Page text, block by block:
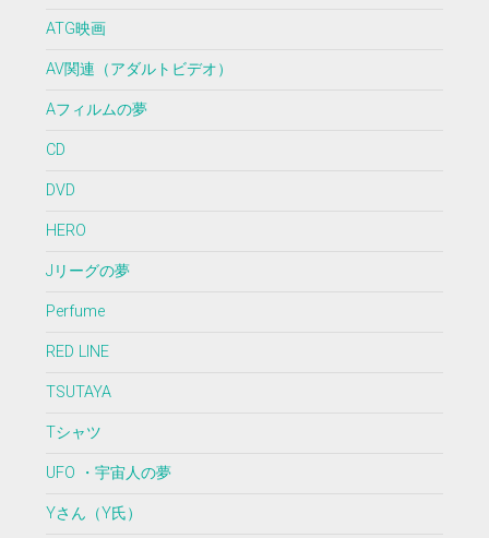
ATG映画
AV関連（アダルトビデオ）
Aフィルムの夢
CD
DVD
HERO
Jリーグの夢
Perfume
RED LINE
TSUTAYA
Tシャツ
UFO ・宇宙人の夢
Yさん（Y氏）